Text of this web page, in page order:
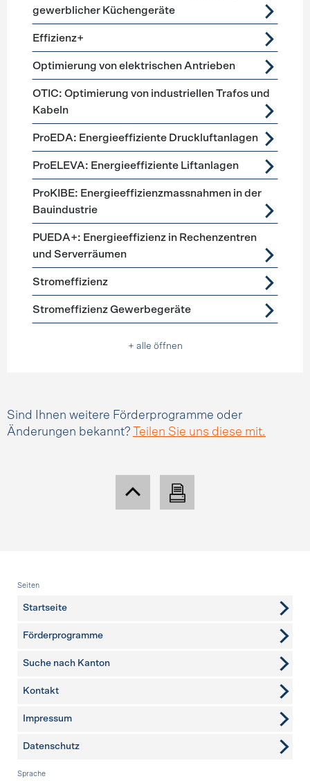
gewerblicher Küchengeräte
Effizienz+
Optimierung von elektrischen Antrieben
OTIC: Optimierung von industriellen Trafos und
Kabeln
ProEDA: Energieeffiziente Druckluftanlagen
ProELEVA: Energieeffiziente Liftanlagen
ProKIBE: Energieeffizienzmassnahmen in der
Bauindustrie
PUEDA+: Energieeffizienz in Rechenzentren
und Serverräumen
Stromeffizienz
Stromeffizienz Gewerbegeräte
+ alle öffnen
Sind Ihnen weitere Förderprogramme oder
Änderungen bekannt?
Teilen Sie uns diese mit.
Fusszeile
Seiten
Startseite
Förderprogramme
Suche nach Kanton
weitere Seiten
Kontakt
Impressum
Datenschutz
Sprache